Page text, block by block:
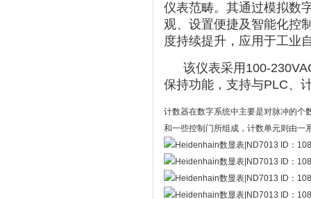
仪表范畴。其通过模拟数
观、设置便捷及智能化控
度持续提升，应用于工业
该仪表采用100-
保持功能，支持与PLC、
计数器在数字系统中主要是对脉冲的个
和一些控制门所组成，计数单元则由一